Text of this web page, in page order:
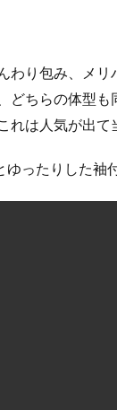
わり包み、メ
どちらの体型
れは人気が出て
ったりした袖